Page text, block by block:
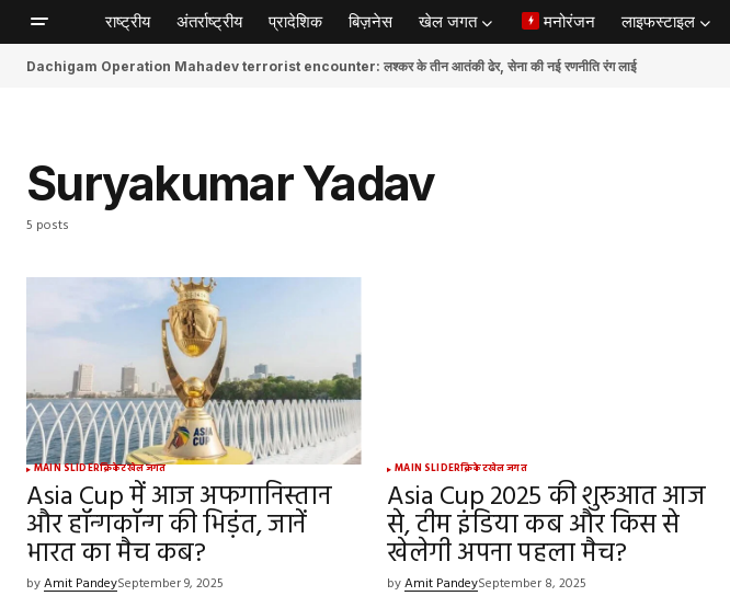
राष्ट्रीय अंतर्राष्ट्रीय प्रादेशिक बिज़नेस खेल जगत मनोरंजन लाइफस्टाइल
Dachigam Operation Mahadev terrorist encounter: लश्कर के तीन आतंकी ढेर, सेना की नई रणनीति रंग लाई
Suryakumar Yadav
5 posts
MAIN SLIDERक्रिकेटखेल जगत
Asia Cup में आज अफगानिस्तान
और हॉन्गकॉन्ग की भिड़ंत, जानें
भारत का मैच कब?
byAmit PandeySeptember 9, 2025
MAIN SLIDERक्रिकेटखेल जगत
Asia Cup 2025 की शुरुआत आज
से, टीम इंडिया कब और किस से
खेलेगी अपना पहला मैच?
byAmit PandeySeptember 8, 2025